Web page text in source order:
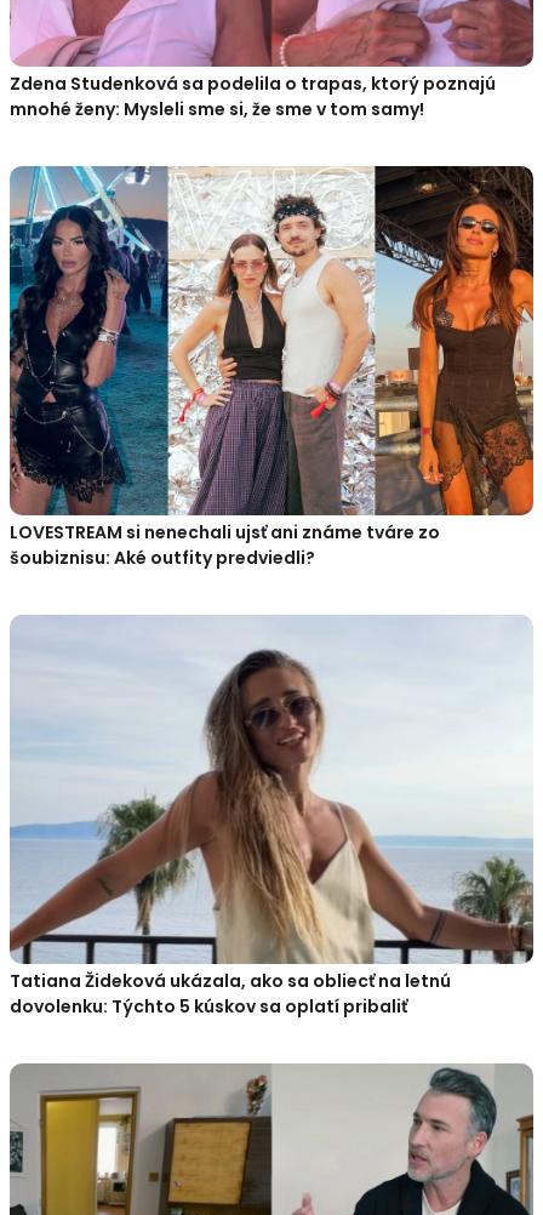
Zdena Studenková sa podelila o trapas, ktorý poznajú
mnohé ženy: Mysleli sme si, že sme v tom samy!
LOVESTREAM si nenechali ujsť ani známe tváre zo
šoubiznisu: Aké outfity predviedli?
Tatiana Žideková ukázala, ako sa obliecť na letnú
dovolenku: Týchto 5 kúskov sa oplatí pribaliť